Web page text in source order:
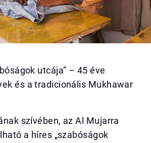
utcája” – 45 éve
és a tradicionális Mukhawar
szívében, az Al Mujarra
a híres „szabóságok